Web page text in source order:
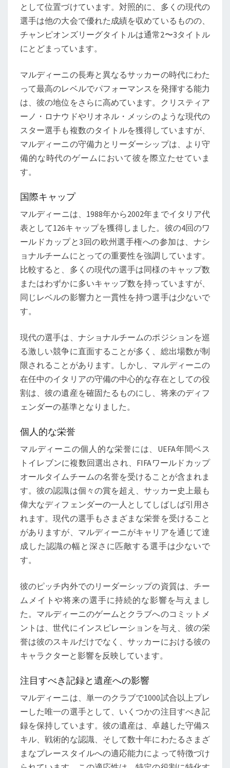
として位置づけています。対照的に、多くの現代の
選手は他の大会で優れた成績を収めているものの、
チャンピオンズリーグタイトルは通常2〜3タイトル
にとどまっています。
マルディーニの長寿と異なるサッカーの時代にわた
って最高のレベルでパフォーマンスを発揮する能力
は、彼の地位をさらに高めています。クリスティア
ーノ・ロナウドやリオネル・メッシのような現代の
スター選手も複数のタイトルを獲得していますが、
マルディーニの守備力とリーダーシップは、より守
備的な時代のゲームにおいて彼を際立たせていま
す。
国際キャップ
マルディーニは、1988年から2002年までイタリア代
表として126キャップを獲得しました。彼の4回のワ
ールドカップと3回の欧州選手権への参加は、ナシ
ョナルチームにとっての重要性を強調しています。
比較すると、多くの現代の選手は同様のキャップ数
またはわずかに多いキャップ数を持っていますが、
同じレベルの影響力と一貫性を持つ選手は少ないで
す。
現代の選手は、ナショナルチームのポジションを巡
る激しい競争に直面することが多く、総出場数が制
限されることがあります。しかし、マルディーニの
在任中のイタリアの守備の中心的な存在としての役
割は、彼の遺産を確固たるものにし、将来のディフ
ェンダーの基準となりました。
個人的な栄誉
マルディーニの個人的な栄誉には、UEFA年間ベス
トイレブンに複数回選出され、FIFAワールドカップ
オールタイムチームの名誉を受けることが含まれま
す。彼の認識は個々の賞を超え、サッカー史上最も
偉大なディフェンダーの一人としてしばしば引用さ
れます。現代の選手もさまざまな栄誉を受けること
がありますが、マルディーニがキャリアを通じて達
成した認識の幅と深さに匹敵する選手は少ないで
す。
彼のピッチ内外でのリーダーシップの資質は、チー
ムメイトや将来の選手に持続的な影響を与えまし
た。マルディーニのゲームとクラブへのコミットメ
ントは、世代にインスピレーションを与え、彼の栄
誉は彼のスキルだけでなく、サッカーにおける彼の
キャラクターと影響を反映しています。
注目すべき記録と遺産への影響
マルディーニは、単一のクラブで1000試合以上プレ
ーした唯一の選手として、いくつかの注目すべき記
録を保持しています。彼の遺産は、卓越した守備ス
キル、戦術的な認識、そして数十年にわたるさまざ
まなプレースタイルへの適応能力によって特徴づけ